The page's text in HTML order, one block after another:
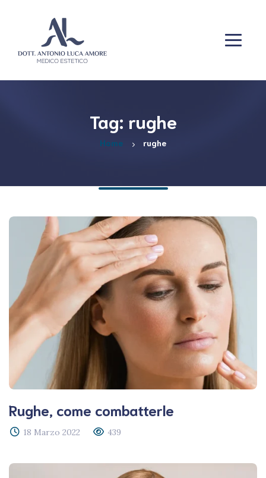
Tag: rughe
Home rughe
Rughe, come combatterle
18 Marzo 2022 439